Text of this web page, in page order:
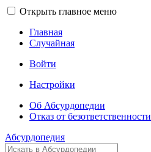
Открыть главное меню
Главная
Случайная
Войти
Настройки
Об Абсурдопедии
Отказ от безответственности
Абсурдопедия